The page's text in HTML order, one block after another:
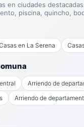
en ciudades
piscina, quincho,
en La Serena
Arriendo de
Arriendo de